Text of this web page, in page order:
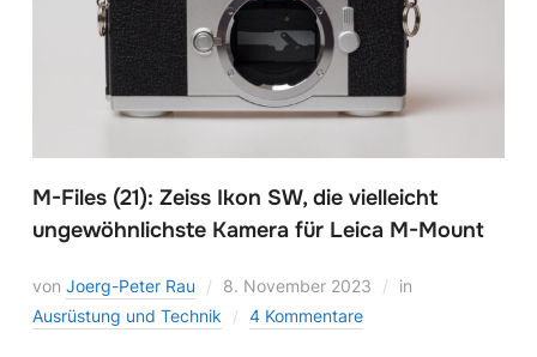
M-Files (21): Zeiss Ikon SW, die vielleicht
ungewöhnlichste Kamera für Leica M-Mount
von Joerg-Peter Rau 8. November 2023
in
Ausrüstung und Technik
4 Kommentare